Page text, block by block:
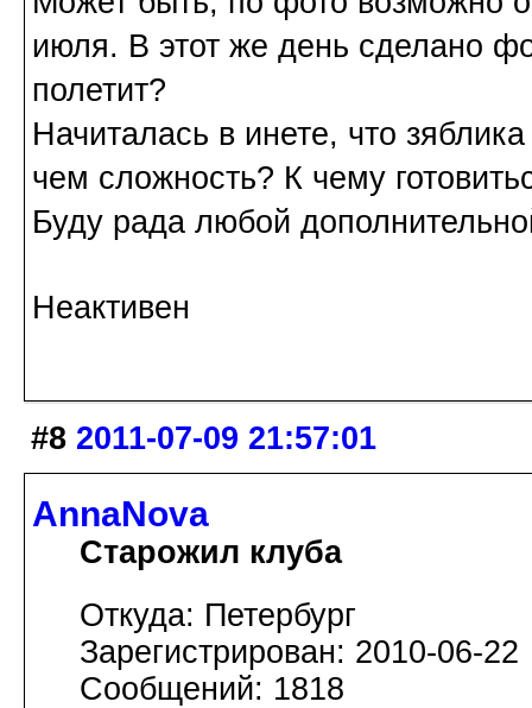
июля. В этот же день сделано
полетит?
Начиталась в инете, что
чем сложность? К чему
Буду рада любой
Неактивен
#8 2011-07-09 21:57:01
AnnaNova
Старожил клуба
Откуда: Петербург
Зарегистрирован: 2010-06-22
Сообщений: 1818